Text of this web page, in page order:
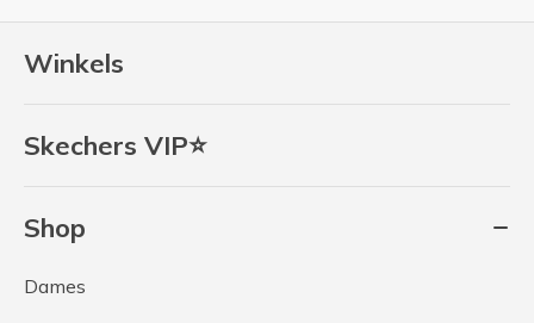
Winkels
Skechers VIP⭐
Shop
Dames